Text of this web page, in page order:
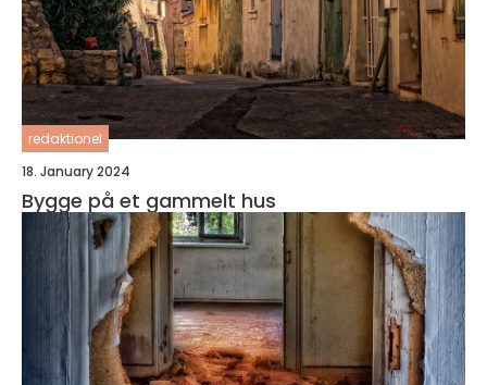
redaktionel
18. January 2024
Bygge på et gammelt hus